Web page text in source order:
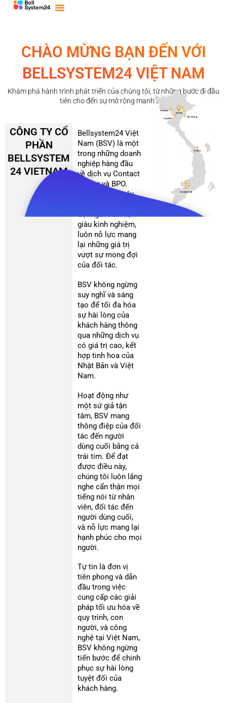
CHÀO MỪNG BẠN ĐẾN VỚI
BELLSYSTEM24 VIỆT NAM
Khám phá hành trình phát triển của chúng tôi, từ những bước đi đầu
tiên cho đến sự mở rộng mạnh mẽ.
CÔNG TY CỔ
PHẦN
BELLSYSTEM
24 VIETNAM
Bellsystem24 Việt
Nam (BSV) là một
trong những doanh
nghiệp hàng đầu
về dịch vụ Contact
Center và BPO.
Chúng tôi đã xây
giàu kinh nghiệm,
luôn nỗ lực mang
lại những giá trị
vượt sự mong đợi
của đối tác.
BSV không ngừng
suy nghĩ và sáng
tạo để tối đa hóa
sự hài lòng của
khách hàng thông
qua những dịch vụ
có giá trị cao, kết
hợp tinh hoa của
Nhật Bản và Việt
Nam.
Hoạt động như
một sứ giả tận
tâm, BSV mang
thông điệp của đối
tác đến người
dùng cuối bằng cả
trái tim. Để đạt
được điều này,
chúng tôi luôn lắng
nghe cẩn thận mọi
tiếng nói từ nhân
viên, đối tác đến
người dùng cuối,
và nỗ lực mang lại
hạnh phúc cho mọi
người.
Tự tin là đơn vị
tiên phong và dẫn
đầu trong việc
cung cấp các giải
pháp tối ưu hóa về
quy trình, con
người, và công
nghệ tại Việt Nam,
BSV không ngừng
tiến bước để chinh
phục sự hài lòng
tuyệt đối của
khách hàng.